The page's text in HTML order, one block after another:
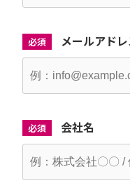
必須 メールアド
必須 会社名